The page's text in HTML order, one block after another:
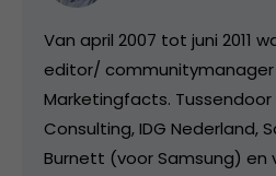
Van april 2007 tot juni 2011
editor/
Marketingfacts. Tussendoor
Consulting, IDG Nederland,
Burnett (voor Samsung) en